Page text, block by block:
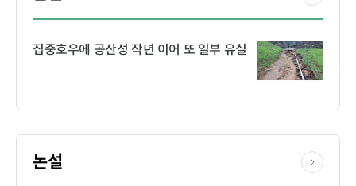
집중호우에 공산성 작년 이어 또 일부 유실
논설